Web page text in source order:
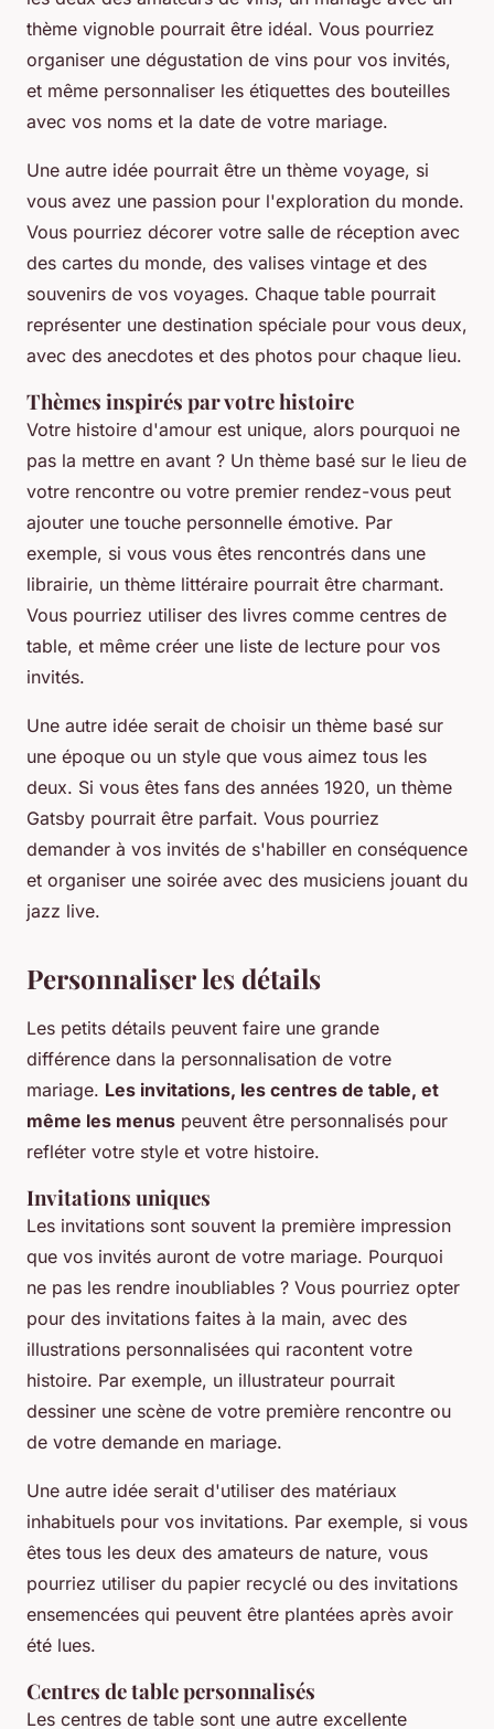
thème vignoble pourrait être idéal. Vous pourriez
organiser une dégustation de vins pour vos invités,
et même personnaliser les étiquettes des bouteilles
avec vos noms et la date de votre mariage.
Une autre idée pourrait être un thème voyage, si
vous avez une passion pour l'exploration du monde.
Vous pourriez décorer votre salle de réception avec
des cartes du monde, des valises vintage et des
souvenirs de vos voyages. Chaque table pourrait
représenter une destination spéciale pour vous deux,
avec des anecdotes et des photos pour chaque lieu.
Thèmes inspirés par votre histoire
Votre histoire d'amour est unique, alors pourquoi ne
pas la mettre en avant ? Un thème basé sur le lieu de
votre rencontre ou votre premier rendez-vous peut
ajouter une touche personnelle émotive. Par
exemple, si vous vous êtes rencontrés dans une
librairie, un thème littéraire pourrait être charmant.
Vous pourriez utiliser des livres comme centres de
table, et même créer une liste de lecture pour vos
invités.
Une autre idée serait de choisir un thème basé sur
une époque ou un style que vous aimez tous les
deux. Si vous êtes fans des années 1920, un thème
Gatsby pourrait être parfait. Vous pourriez
demander à vos invités de s'habiller en conséquence
et organiser une soirée avec des musiciens jouant du
jazz live.
Personnaliser les détails
Les petits détails peuvent faire une grande
différence dans la personnalisation de votre
mariage. Les invitations, les centres de table, et
même les menus peuvent être personnalisés pour
refléter votre style et votre histoire.
Invitations uniques
Les invitations sont souvent la première impression
que vos invités auront de votre mariage. Pourquoi
ne pas les rendre inoubliables ? Vous pourriez opter
pour des invitations faites à la main, avec des
illustrations personnalisées qui racontent votre
histoire. Par exemple, un illustrateur pourrait
dessiner une scène de votre première rencontre ou
de votre demande en mariage.
Une autre idée serait d'utiliser des matériaux
inhabituels pour vos invitations. Par exemple, si vous
êtes tous les deux des amateurs de nature, vous
pourriez utiliser du papier recyclé ou des invitations
ensemencées qui peuvent être plantées après avoir
été lues.
Centres de table personnalisés
Les centres de table sont une autre excellente